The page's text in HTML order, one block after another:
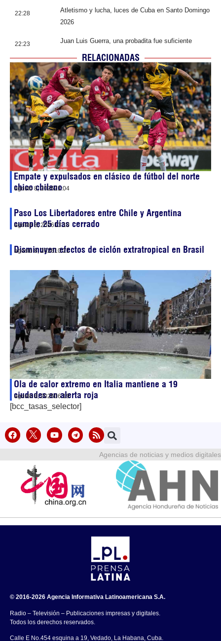
22:28
Atletismo y lucha, luces de Cuba en Santo Domingo
2026
22:23 Juan Luis Guerra, una probadita fue suficiente
RELACIONADAS
Empate y expulsados en clásico de fútbol del norte
chico chileno
agosto 8, 202621:04
Paso Los Libertadores entre Chile y Argentina
cumple 25 días cerrado
agosto 8, 202613:10
Disminuyen efectos de ciclón extratropical en Brasil
agosto 8, 202610:21
Ola de calor extremo en Italia mantiene a 19
ciudades en alerta roja
agosto 8, 202606:19
[bcc_tasas_selector]
Agencias de noticias y medios digitales
© 2016-2026 Agencia Informativa Latinoamericana S.A.
Radio – Televisión – Publicaciones impresas y digitales.
Todos los derechos reservados.
Calle E No.454 esquina a 19, Vedado, La Habana, Cuba.